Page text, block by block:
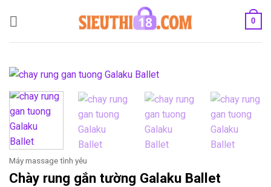
0
Máy massage tình yêu
Chày rung gắn tường Galaku Ballet